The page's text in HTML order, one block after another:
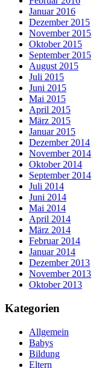
Januar 2016
Dezember 2015
November 2015
Oktober 2015
September 2015
August 2015
Juli 2015
Juni 2015
Mai 2015
April 2015
März 2015
Januar 2015
Dezember 2014
November 2014
Oktober 2014
September 2014
Juli 2014
Juni 2014
Mai 2014
April 2014
März 2014
Februar 2014
Januar 2014
Dezember 2013
November 2013
Oktober 2013
Kategorien
Allgemein
Babys
Bildung
Eltern